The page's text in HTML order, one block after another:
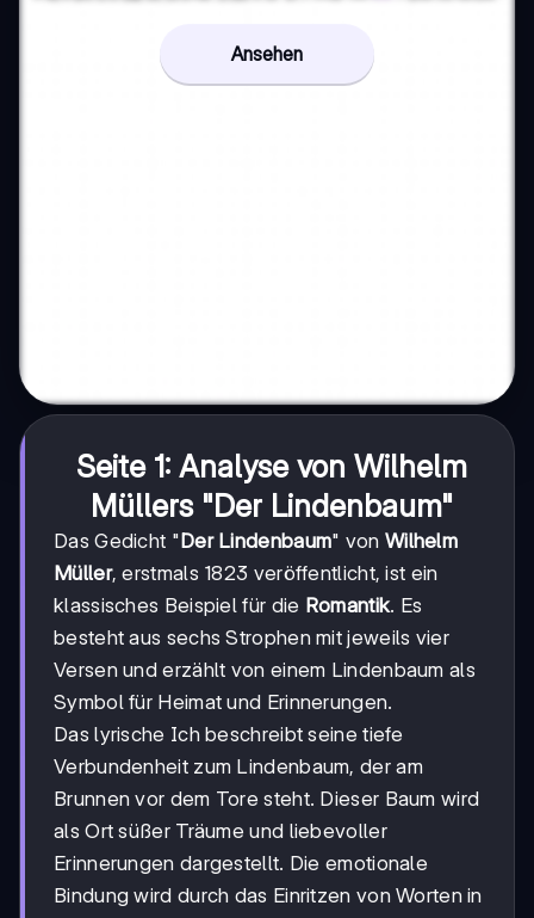
Ansehen
Seite 1: Analyse von Wilhelm
Müllers "Der Lindenbaum"
Das Gedicht "Der Lindenbaum" von Wilhelm
Müller, erstmals 1823 veröffentlicht, ist ein
klassisches Beispiel für die Romantik. Es
besteht aus sechs Strophen mit jeweils vier
Versen und erzählt von einem Lindenbaum als
Symbol für Heimat und Erinnerungen.
Das lyrische Ich beschreibt seine tiefe
Verbundenheit zum Lindenbaum, der am
Brunnen vor dem Tore steht. Dieser Baum wird
als Ort süßer Träume und liebevoller
Erinnerungen dargestellt. Die emotionale
Bindung wird durch das Einritzen von Worten in